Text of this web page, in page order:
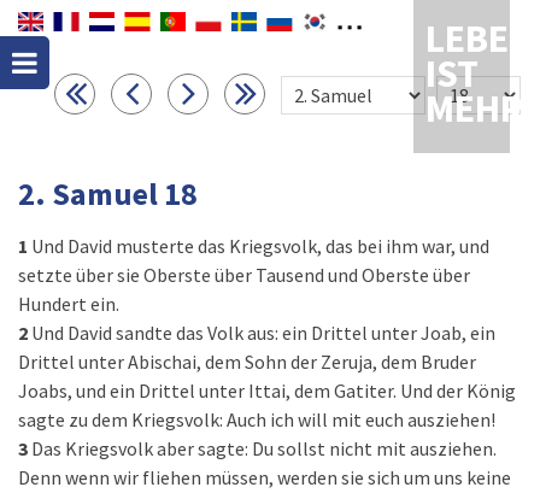
LEBEN
IST
MEHR
2. Samuel 18
1 Und David musterte das Kriegsvolk, das bei ihm war, und
setzte über sie Oberste über Tausend und Oberste über
Hundert ein.
2 Und David sandte das Volk aus: ein Drittel unter Joab, ein
Drittel unter Abischai, dem Sohn der Zeruja, dem Bruder
Joabs, und ein Drittel unter Ittai, dem Gatiter. Und der König
sagte zu dem Kriegsvolk: Auch ich will mit euch ausziehen!
3 Das Kriegsvolk aber sagte: Du sollst nicht mit ausziehen.
Denn wenn wir fliehen müssen, werden sie sich um uns keine